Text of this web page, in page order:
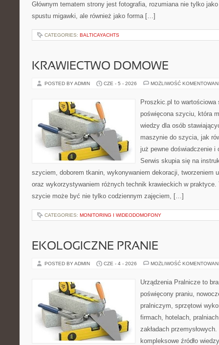
Głównym tematem strony jest fotografia, rozumiana nie tylko
spustu migawki, ale również jako forma […]
CATEGORIES: BALTICAYACHTS
KRAWIECTWO DOMOWE
POSTED BY ADMIN CZE - 5 - 2026 MOŻLIWOŚĆ
Proszkic.pl to wartościowa
poświęcona szyciu, która
wiedzy dla osób
maszynie do szycia, jak
już pewne doświadczenie
Serwis skupia się na
szyciem, doborem tkanin, wykonywaniem dekoracji, tworzeniem
oraz wykorzystywaniem różnych technik krawieckich w
szycie może być nie tylko codziennym zajęciem, […]
CATEGORIES: MONITORING I WIDEODOMOFONY
EKOLOGICZNE PRANIE
POSTED BY ADMIN CZE - 4 - 2026 MOŻLIWOŚĆ
Urządzenia Pralnicze to
poświęcony praniu,
pralniczym, sprzętowi
firmach, hotelach,
zakładach
kompleksowe źródło